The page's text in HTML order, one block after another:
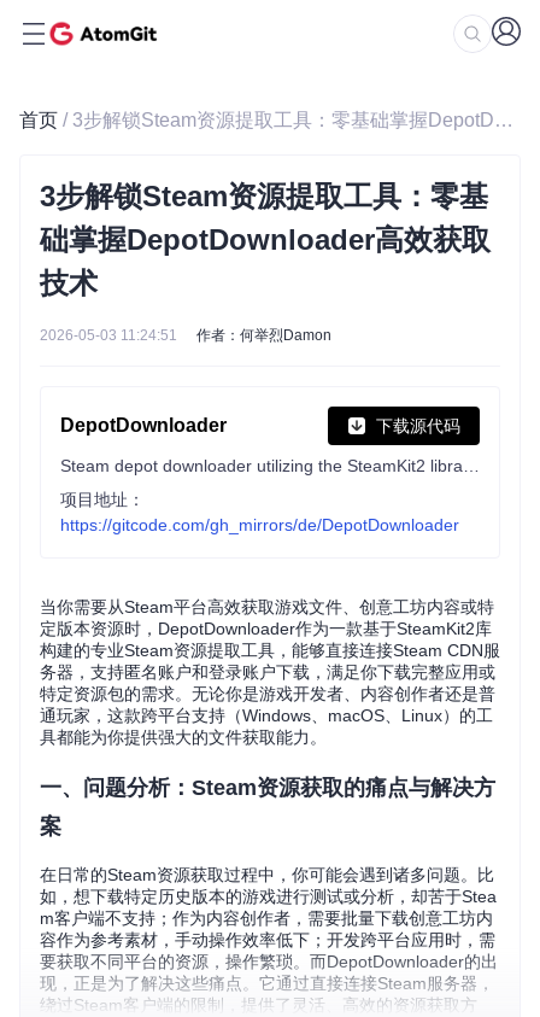
首页 / 3步解锁Steam资源提取工具：零基础掌握DepotDownloader高效获取技术
3步解锁Steam资源提取工具：零基
础掌握DepotDownloader高效获取
技术
2026-05-03 11:24:51 作者：何举烈Damon
DepotDownloader 下载源代码
项目地址：
https://gitcode.com/gh_mirrors/de/DepotDownloader
当你需要从Steam平台高效获取游戏文件、创意工坊内容或特
定版本资源时，DepotDownloader作为一款基于SteamKit2库
构建的专业Steam资源提取工具，能够直接连接Steam CDN服
务器，支持匿名账户和登录账户下载，满足你下载完整应用或
特定资源包的需求。无论你是游戏开发者、内容创作者还是普
通玩家，这款跨平台支持（Windows、macOS、Linux）的工
具都能为你提供强大的文件获取能力。
一、问题分析：Steam资源获取的痛点与解决方
案
在日常的Steam资源获取过程中，你可能会遇到诸多问题。比
如，想下载特定历史版本的游戏进行测试或分析，却苦于Stea
m客户端不支持；作为内容创作者，需要批量下载创意工坊内
容作为参考素材，手动操作效率低下；开发跨平台应用时，需
要获取不同平台的资源，操作繁琐。而DepotDownloader的出
现，正是为了解决这些痛点。它通过直接连接Steam服务器，
绕过Steam客户端的限制，提供了灵活、高效的资源获取方